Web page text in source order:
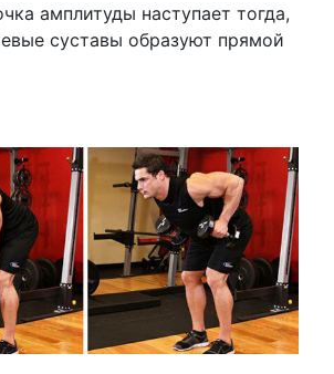
амплитуды наступает тогда,
суставы образуют прямой